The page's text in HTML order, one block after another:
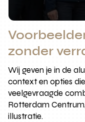
zonder
Wij geven je in de
context en opties
veelgevraagde
Rotterdam
illustratie.